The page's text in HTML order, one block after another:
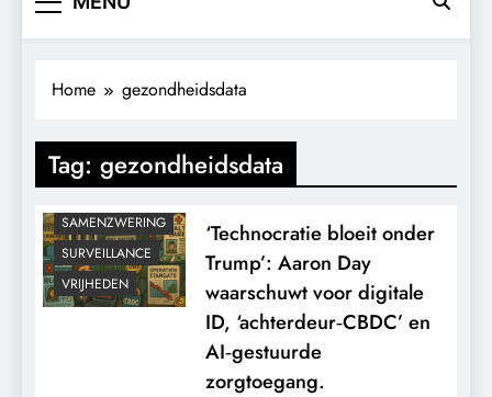
Home gezondheidsdata
Tag: gezondheidsdata
CENSUUR
GEOPOLITIEK
MACHT
POLITIEK
SAMENZWERING
SURVEILLANCE
VRIJHEDEN
‘Technocratie bloeit onder
Trump’: Aaron Day
waarschuwt voor digitale
ID, ‘achterdeur‑CBDC’ en
AI‑gestuurde
zorgtoegang.